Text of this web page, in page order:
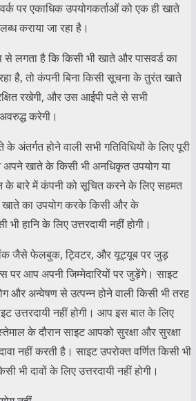
पर एकाधिक उपयोगकर्ताओं को एक ही खाते
कराया जा रहा है।
लगता है कि किसी भी खाते और पासवर्ड का
है, तो कंपनी बिना किसी सूचना के तुरंत खाते
रखेगी, और उस आईपी पते से सभी
करेगी।
होने वाली सभी गतिविधियों के लिए पूरी
अपने खाते के किसी भी अनधिकृत उपयोग या
के बारे में कंपनी को सूचित करने के लिए सहमत
का उपयोग करके किसी और के
भी हानि के लिए उत्तरदायी नहीं होगी।
जैसे फेलबुक, ट्विटर, और यूट्यूब पर जुड़
आप अपनी जिम्मेदारियों पर जुड़ेंगे। साइट
और अन्वेषण से उत्पन्न होने वाली किसी भी तरह
उत्तरदायी नहीं होगी। आप इस बात के लिए
के दौरान साइट आपको सुरक्षा और सुरक्षा
नहीं करती है। साइट उपरोक्त वर्णित किसी भी
भी दावों के लिए उत्तरदायी नहीं होगी।